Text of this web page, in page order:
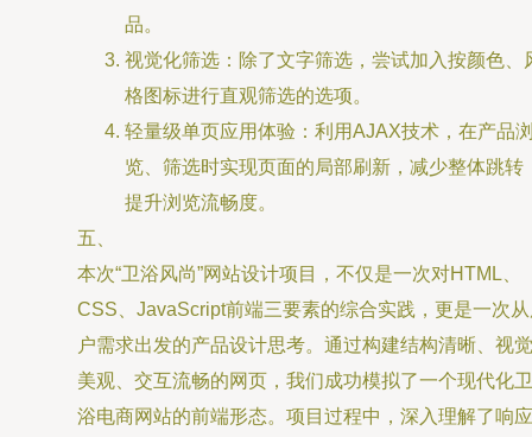
品。
视觉化筛选：除了文字筛选，尝试加入按颜色、
格图标进行直观筛选的选项。
轻量级单页应用体验：利用AJAX技术，在产品
览、筛选时实现页面的局部刷新，减少整体跳转
提升浏览流畅度。
五、
本次“卫浴风尚”网站设计项目，不仅是一次对HTML、
CSS、JavaScript前端三要素的综合实践，更是一次
户需求出发的产品设计思考。通过构建结构清晰、视觉
美观、交互流畅的网页，我们成功模拟了一个现代化卫
浴电商网站的前端形态。项目过程中，深入理解了响应